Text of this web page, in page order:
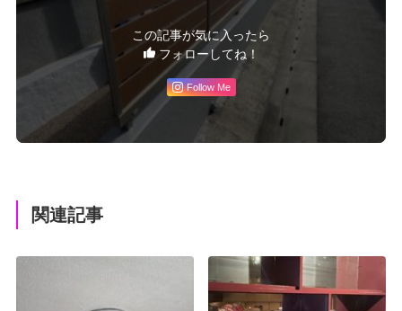
この記事が気に入ったら
フォローしてね！
Follow Me
関連記事